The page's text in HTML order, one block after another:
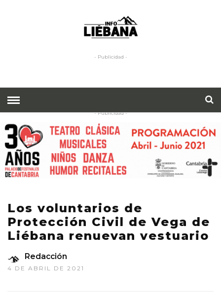
- Publicidad -
- Publicidad -
Los voluntarios de
Protección Civil de Vega de
Liébana renuevan vestuario
Redacción
4 DE ABRIL DE 2021